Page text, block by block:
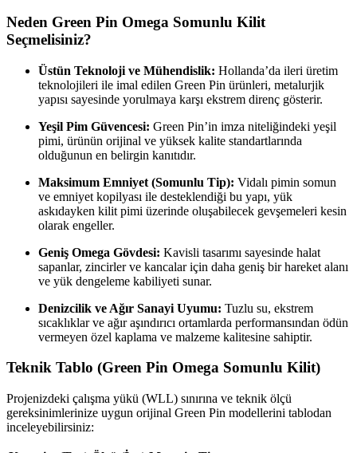
Neden Green Pin Omega Somunlu Kilit
Seçmelisiniz?
Üstün Teknoloji ve Mühendislik: Hollanda’da ileri üretim
teknolojileri ile imal edilen Green Pin ürünleri, metalurjik
yapısı sayesinde yorulmaya karşı ekstrem direnç gösterir.
Yeşil Pim Güvencesi: Green Pin’in imza niteliğindeki yeşil
pimi, ürünün orijinal ve yüksek kalite standartlarında
olduğunun en belirgin kanıtıdır.
Maksimum Emniyet (Somunlu Tip): Vidalı pimin somun
ve emniyet kopilyası ile desteklendiği bu yapı, yük
askıdayken kilit pimi üzerinde oluşabilecek gevşemeleri kesin
olarak engeller.
Geniş Omega Gövdesi: Kavisli tasarımı sayesinde halat
sapanlar, zincirler ve kancalar için daha geniş bir hareket alanı
ve yük dengeleme kabiliyeti sunar.
Denizcilik ve Ağır Sanayi Uyumu: Tuzlu su, ekstrem
sıcaklıklar ve ağır aşındırıcı ortamlarda performansından ödün
vermeyen özel kaplama ve malzeme kalitesine sahiptir.
Teknik Tablo (Green Pin Omega Somunlu Kilit)
Projenizdeki çalışma yükü (WLL) sınırına ve teknik ölçü
gereksinimlerinize uygun orijinal Green Pin modellerini tablodan
inceleyebilirsiniz: